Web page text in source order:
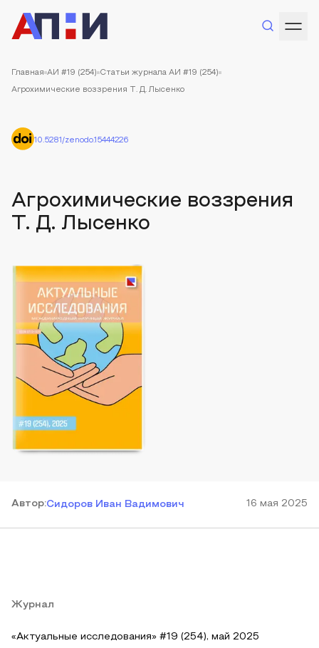
Главная АИ #19 (254) Статьи журнала АИ #19 (254)
Агрохимические воззрения Т. Д. Лысенко
10.5281/zenodo.15444226
Агрохимические воззрения
Т. Д. Лысенко
Автор:Сидоров Иван Вадимович 16 мая 2025
Журнал
«Актуальные исследования» #19 (254), май 2025